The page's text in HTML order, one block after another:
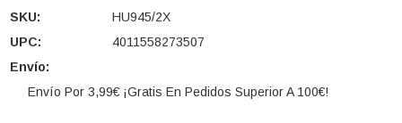
SKU:
HU945/2X
UPC:
4011558273507
Envío:
Envío Por 3,99€ ¡Gratis En Pedidos Superior A 100€!